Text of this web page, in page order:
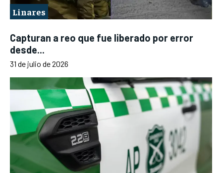
Linares
Capturan a reo que fue liberado por error
desde...
31 de julio de 2026